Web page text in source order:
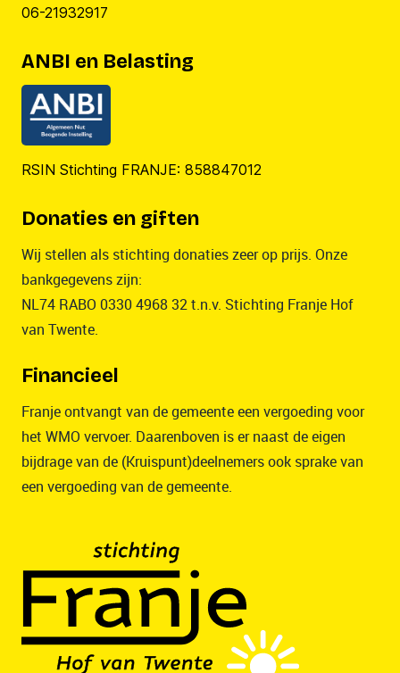
06-21932917
ANBI en Belasting
RSIN Stichting FRANJE: 858847012
Donaties en giften
Wij stellen als stichting donaties zeer op prijs. Onze
bankgegevens zijn:
NL74 RABO 0330 4968 32 t.n.v. Stichting Franje Hof
van Twente.
Financieel
Franje ontvangt van de gemeente een vergoeding voor
het WMO vervoer. Daarenboven is er naast de eigen
bijdrage van de (Kruispunt)deelnemers ook sprake van
een vergoeding van de gemeente.